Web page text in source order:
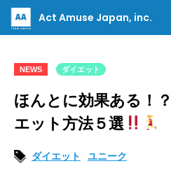
Act Amuse Japan, inc.
NEWS ダイエット
ほんとに効果ある！
エット方法５選
ダイエット ユニーク